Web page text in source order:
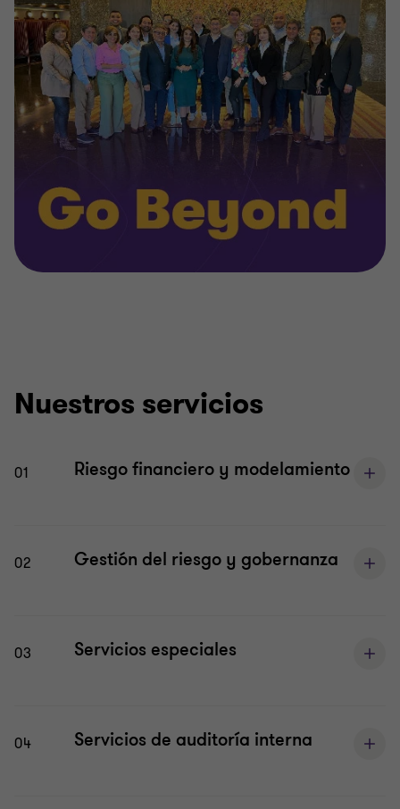
Nuestros servicios
01 Riesgo financiero y modelamiento
02 Gestión del riesgo y gobernanza
03 Servicios especiales
04 Servicios de auditoría interna